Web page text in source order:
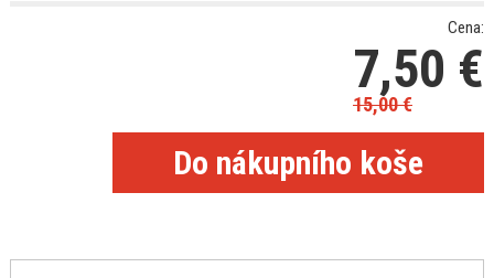
Cena:
7,50 €
15,00€